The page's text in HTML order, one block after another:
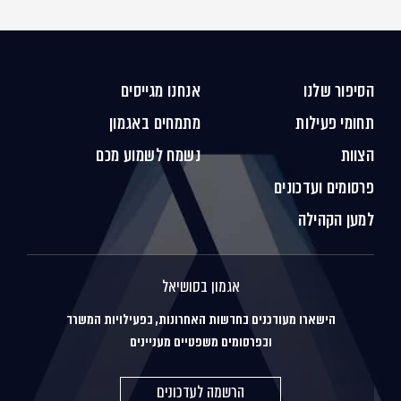
הסיפור שלנו
תחומי פעילות
הצוות
פרסומים ועדכונים
למען הקהילה
אנחנו מגייסים
מתמחים באגמון
נשמח לשמוע מכם
אגמון בסושיאל
הישארו מעודכנים בחדשות האחרונות, בפעילויות המשרד
ובפרסומים משפטיים מעניינים
הרשמה לעדכונים